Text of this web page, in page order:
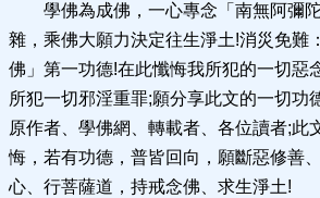
學佛為成佛，一心專念「南無阿彌
雜，乘佛大願力決定往生淨土!消災免難
佛」第一功德!在此懺悔我所犯的一切惡
所犯一切邪淫重罪;願分享此文的一切功
原作者、學佛網、轉載者、各位讀者;此
悔，若有功德，普皆回向，願斷惡修善
心、行菩薩道，持戒念佛、求生淨土!